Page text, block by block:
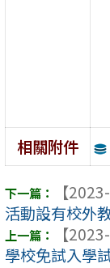
相關附件
【
活動設有校外
【
學校免試入學